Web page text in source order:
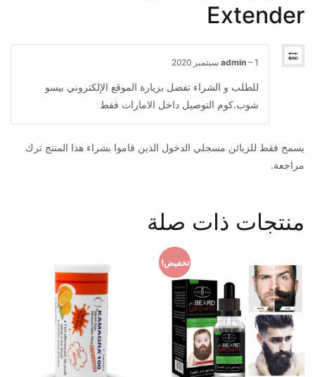
Extender
admin – 1 سبتمبر 2020
للطلب و الشراء تفضل بزيارة الموقع الإلكتروني بيسو
شوب.كوم التوصيل داخل الامارات فقط
يسمح فقط للزبائن مسجلي الدخول الذين قاموا بشراء هذا المنتج ترك
مراجعة.
منتجات ذات صلة
تخفيض!